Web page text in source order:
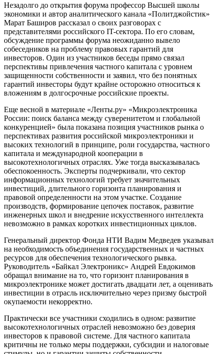
Незадолго до открытия форума профессор Высшей школы
экономики и автор аналитического канала «Политджойстик»
Марат Баширов рассказал о своих разговорах с
представителями российского IT-сектора. По его словам,
обсуждение программы форума неожиданно вывело
собеседников на проблему правовых гарантий для
инвесторов. Один из участников беседы прямо связал
перспективы привлечения частного капитала с уровнем
защищенности собственности и заявил, что без понятных
гарантий инвесторы будут крайне осторожно относиться к
вложениям в долгосрочные российские проекты.
Еще весной в материале «Ленты.ру» «Микроэлектроника
России: поиск баланса между суверенитетом и глобальной
конкуренцией» была показана позиция участников рынка о
перспективах развития российской микроэлектроники и
высоких технологий в принципе, роли государства, частного
капитала и международной кооперации в
высокотехнологичных отраслях. Уже тогда высказывалась
обеспокоенность. Эксперты подчеркивали, что сектор
информационных технологий требует значительных
инвестиций, длительного горизонта планирования и
правовой определенности на этом участке. Создание
производств, формирование цепочек поставок, развитие
инженерных школ и внедрение искусственного интеллекта
невозможно в рамках коротких инвестиционных циклов.
Генеральный директор Фонда НТИ Вадим Медведев указывал
на необходимость объединения государственных и частных
ресурсов для обеспечения технологического рывка.
Руководитель «Байкал Электроникс» Андрей Евдокимов
обращал внимание на то, что горизонт планирования в
микроэлектронике может достигать двадцати лет, а оценивать
инвестиции в отрасль исключительно через призму быстрой
окупаемости некорректно.
Практически все участники сходились в одном: развитие
высокотехнологичных отраслей невозможно без доверия
инвесторов к правовой системе. Для частного капитала
критичны не только меры поддержки, субсидии и налоговые